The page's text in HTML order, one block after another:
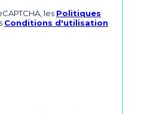
les Politiques
Conditions d'utilisation